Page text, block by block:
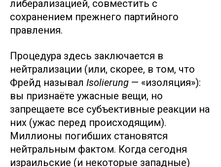
либерализацией, совместить с
сохранением прежнего партийного
правления.
Процедура здесь заключается в
нейтрализации (или, скорее, в том, что
Фрейд называл Isolierung — «изоляция»):
вы признаёте ужасные вещи, но
запрещаете все субъективные реакции на
них (ужас перед происходящим).
Миллионы погибших становятся
нейтральным фактом. Когда сегодня
израильские (и некоторые западные)